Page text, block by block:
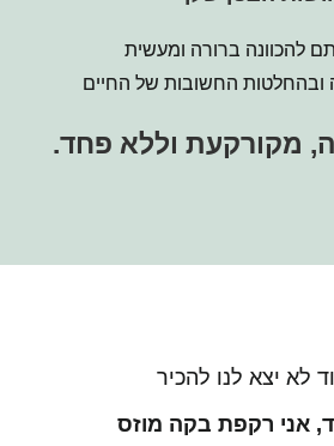
להכוונה ברורה ומעשית
ובהחלטות החשובות של החיים
מקורקעת וללא פחד.
לא יצא לנו להכיר
אני רקפת בקה מוזס